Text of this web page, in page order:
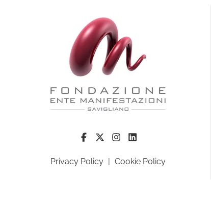
Privacy Policy | Cookie Policy